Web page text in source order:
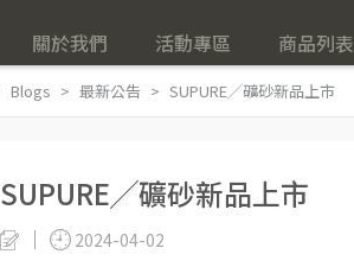
關於我們 活動專區 商品列表
Blogs 最新公告 SUPURE╱礦砂新品上市
SUPURE╱礦砂新品上市
2024-04-02